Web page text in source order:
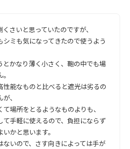
くさいと思っていたのですが、
シミも気になってきたので使うよう
とかなり薄く小さく、鞄の中でも場
性能なものと比べると遮光は劣るの
、
て場所をとるようなものよりも、
て手軽に使えるので、負担にならず
かと思います。
ないので、さす向きによっては手が